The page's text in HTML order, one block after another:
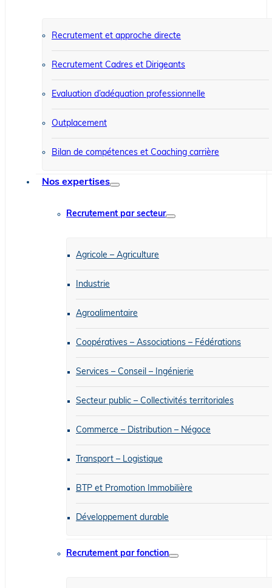
Recrutement et approche directe
Recrutement Cadres et Dirigeants
Evaluation d’adéquation professionnelle
Outplacement
Bilan de compétences et Coaching carrière
Nos expertises
Recrutement par secteur
Agricole – Agriculture
Industrie
Agroalimentaire
Coopératives – Associations – Fédérations
Services – Conseil – Ingénierie
Secteur public – Collectivités territoriales
Commerce – Distribution – Négoce
Transport – Logistique
BTP et Promotion Immobilière
Développement durable
Recrutement par fonction